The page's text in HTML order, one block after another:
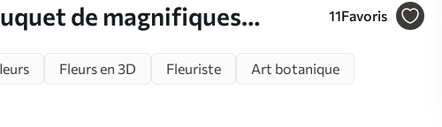
de magnifiques
11Favoris
Fleurs en 3D Fleuriste
Art botanique